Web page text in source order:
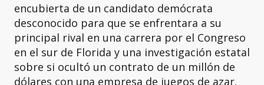
encubierta de un candidato demócrata
desconocido para que se enfrentara a su
principal rival en una carrera por el Congreso
en el sur de Florida y una investigación estatal
sobre si ocultó un contrato de un millón de
dólares con una empresa de juegos de azar.